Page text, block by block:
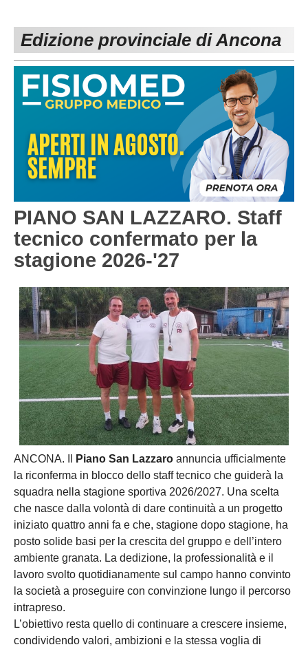
Carica la tua Rosa
1^ CATEGORIA
2^ CATEGORIA
3^ CATEGORIA
Edizione provinciale di Ancona
PIANO SAN LAZZARO. Staff
tecnico confermato per la
stagione 2026-'27
ANCONA. Il Piano San Lazzaro annuncia ufficialmente
la riconferma in blocco dello staff tecnico che guiderà la
squadra nella stagione sportiva 2026/2027. Una scelta
che nasce dalla volontà di dare continuità a un progetto
iniziato quattro anni fa e che, stagione dopo stagione, ha
posto solide basi per la crescita del gruppo e dell’intero
ambiente granata. La dedizione, la professionalità e il
lavoro svolto quotidianamente sul campo hanno convinto
la società a proseguire con convinzione lungo il percorso
intrapreso.
L’obiettivo resta quello di continuare a crescere insieme,
condividendo valori, ambizioni e la stessa voglia di